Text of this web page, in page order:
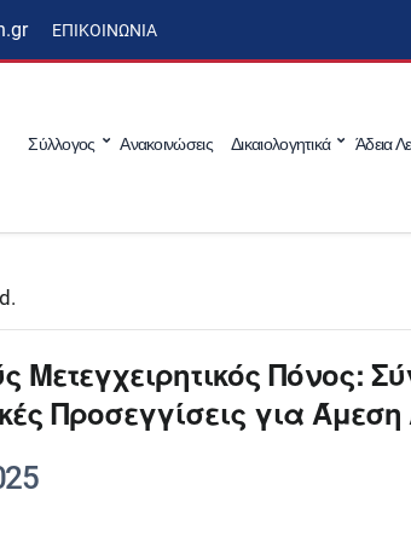
ΕΠΙΚΟΙΝΩΝΊΑ
Σύλλογος Ανακοινώσεις Δικαιολογητικά Άδεια
Μετεγχειρητικός Πόνος:
Προσεγγίσεις για Άμεση